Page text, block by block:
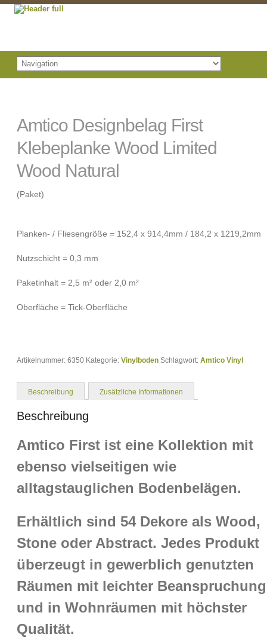
Amtico Designbelag First
Klebeplanke Wood Limited
Wood Natural
(Paket)
Planken- / Fliesengröße = 152,4 x 914,4mm / 184,2 x 1219,2mm
Nutzschicht = 0,3 mm
Paketinhalt = 2,5 m² oder 2,0 m²
Oberfläche = Tick-Oberfläche
Artikelnummer: 6350 Kategorie: Vinylboden Schlagwort: Amtico Vinyl
Beschreibung Zusätzliche Informationen
Beschreibung
Amtico First ist eine Kollektion mit
ebenso vielseitigen wie
alltagstauglichen Bodenbelägen.
Erhältlich sind 54 Dekore als Wood,
Stone oder Abstract. Jedes Produkt
überzeugt in gewerblich genutzten
Räumen mit leichter Beanspruchung
und in Wohnräumen mit höchster
Qualität.